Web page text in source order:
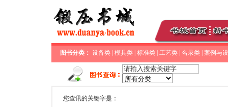
图书分类： 设备类 模具类 标准类 工艺类 名录类 案例与
您查讯的关键字是：